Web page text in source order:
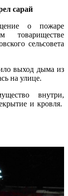
сарай
о пожаре
товариществе
сельсовета
выход дыма из
на улице.
внутри,
и кровля.